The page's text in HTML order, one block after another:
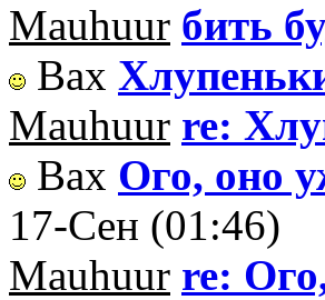
Mauhuur бить
Вах
Mauhuur re:
Вах Ого, оно
17-Сен (01:46)
Mauhuur re: